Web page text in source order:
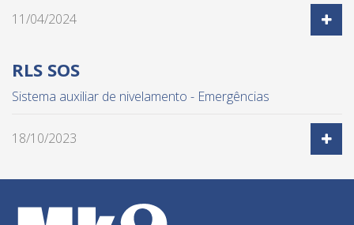
11/04/2024 ver
RLS SOS
Sistema auxiliar de nivelamento - Emergências
18/10/2023 ver